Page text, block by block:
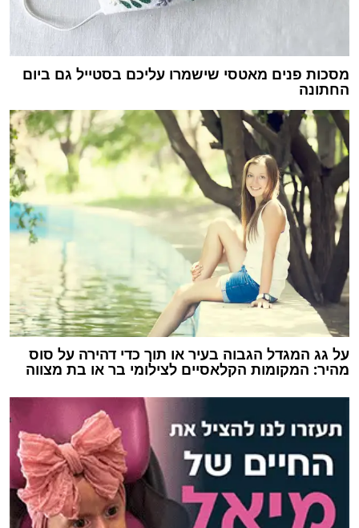
מסכות פנים מאטסי שישמרו עליכם בסטייל גם ביום
החתונה
על גג המגדל הגבוה בעיר או תוך כדי דהירה על סוס
מהיר: המקומות הקלאסיים לצילומי בר או בת מצווה